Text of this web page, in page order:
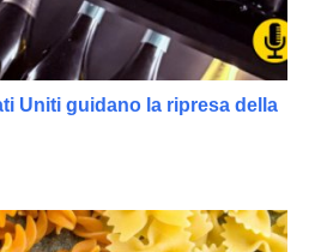
Uniti guidano la ripresa della